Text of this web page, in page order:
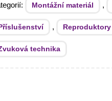
Montážní materiál ,
, Reproduktory
technika